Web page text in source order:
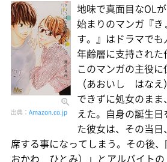
出典： Amazon.co.jp
地味で真面目なOL
始まりのマンガ『き
す。』はドラマで
年齢層に支持された
このマンガの主役
（あおいし はな
できずに処女のま
えた。自身の誕生
た彼女は、その当
席する事になってしまう。その後
おかわ ひとみ）」とアルバイトの